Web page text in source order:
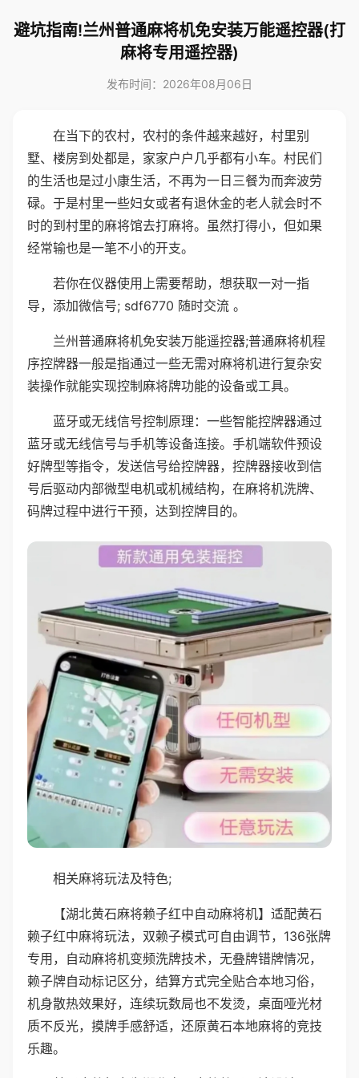
避坑指南!兰州普通麻将机免安装万能遥控器(打
麻将专用遥控器)
发布时间：2026年08月06日
在当下的农村，农村的条件越来越好，村里别
墅、楼房到处都是，家家户户几乎都有小车。村民们
的生活也是过小康生活，不再为一日三餐为而奔波劳
碌。于是村里一些妇女或者有退休金的老人就会时不
时的到村里的麻将馆去打麻将。虽然打得小，但如果
经常输也是一笔不小的开支。
若你在仪器使用上需要帮助，想获取一对一指
导，添加微信号; sdf6770 随时交流 。
兰州普通麻将机免安装万能遥控器;普通麻将机程
序控牌器一般是指通过一些无需对麻将机进行复杂安
装操作就能实现控制麻将牌功能的设备或工具。
蓝牙或无线信号控制原理：一些智能控牌器通过
蓝牙或无线信号与手机等设备连接。手机端软件预设
好牌型等指令，发送信号给控牌器，控牌器接收到信
号后驱动内部微型电机或机械结构，在麻将机洗牌、
码牌过程中进行干预，达到控牌目的。
相关麻将玩法及特色;
【湖北黄石麻将赖子红中自动麻将机】适配黄石
赖子红中麻将玩法，双赖子模式可自由调节，136张牌
专用，自动麻将机变频洗牌技术，无叠牌错牌情况，
赖子牌自动标记区分，结算方式完全贴合本地习俗，
机身散热效果好，连续玩数局也不发烫，桌面哑光材
质不反光，摸牌手感舒适，还原黄石本地麻将的竞技
乐趣。